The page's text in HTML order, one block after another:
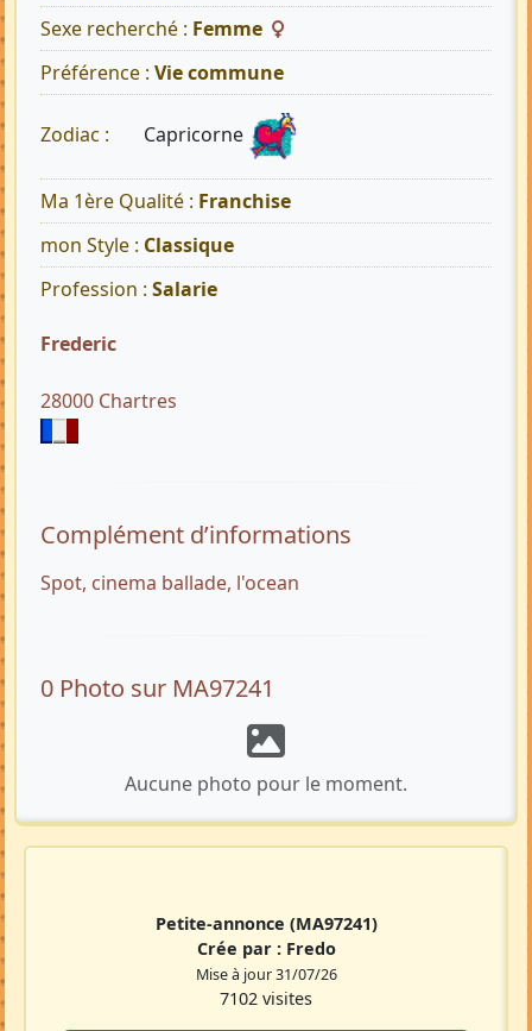
Sexe recherché : Femme
Préférence : Vie commune
Zodiac : Capricorne
Ma 1ère Qualité : Franchise
mon Style : Classique
Profession : Salarie
Frederic
28000 Chartres
Complément d’informations
Spot, cinema ballade, l'ocean
0 Photo sur MA97241
Aucune photo pour le moment.
Petite-annonce (MA97241)
Crée par : Fredo
Mise à jour 31/07/26
7102 visites